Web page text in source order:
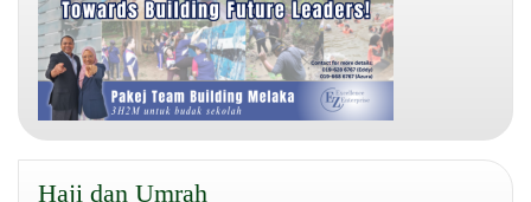
Haji dan Umrah